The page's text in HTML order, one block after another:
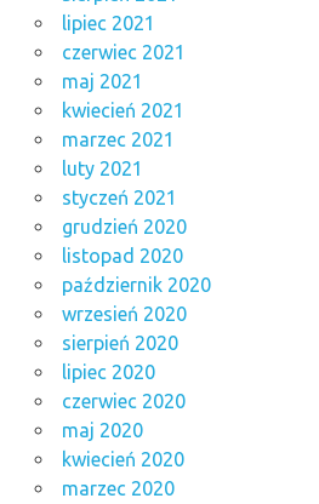
lipiec 2021
czerwiec 2021
maj 2021
kwiecień 2021
marzec 2021
luty 2021
styczeń 2021
grudzień 2020
listopad 2020
październik 2020
wrzesień 2020
sierpień 2020
lipiec 2020
czerwiec 2020
maj 2020
kwiecień 2020
marzec 2020